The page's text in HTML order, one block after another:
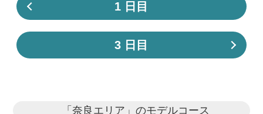
1 日目
3 日目
「奈良エリア」のモデルコース